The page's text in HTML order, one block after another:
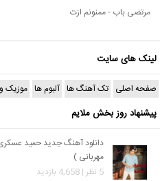
مرتضی باب - ممنونم ازت
لینک های سایت
صفحه اصلی تک آهنگ ها آلبوم ها موزیک
پیشنهاد روز بخش ملایم
دانلود آهنگ جدید حمید عسکری
مهربانی )
5 نظر | 4,658 بازدید